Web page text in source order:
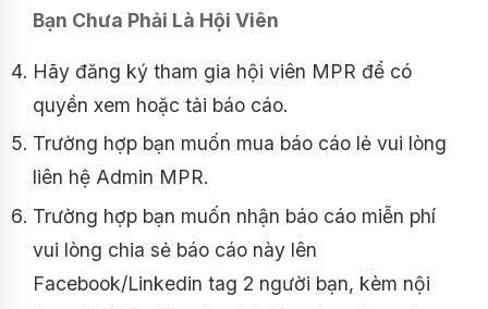
Bạn Chưa Phải Là Hội Viên
Hãy đăng ký tham gia hội viên MPR để có
quyền xem hoặc tải báo cáo.
Trường hợp bạn muốn mua báo cáo lẻ vui lòng
liên hệ Admin MPR.
Trường hợp bạn muốn nhận báo cáo miễn phí
vui lòng chia sẻ báo cáo này lên
Facebook/Linkedin tag 2 người bạn, kèm nội